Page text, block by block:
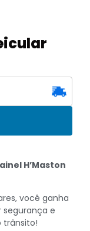
H’Maston
você ganha
segurança e
trânsito!